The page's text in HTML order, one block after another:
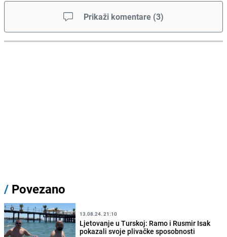
Prikaži komentare (3)
/ Povezano
13.08.24. 21:10
Ljetovanje u Turskoj: Ramo i Rusmir Isak
pokazali svoje plivačke sposobnosti